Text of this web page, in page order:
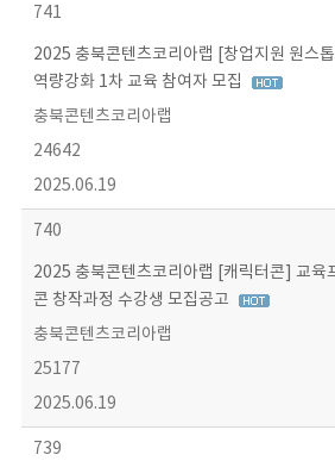
741
2025 충북콘텐츠코리아랩 [창업지원 원스
역량강화 1차 교육 참여자 모집
충북콘텐츠코리아랩
24642
2025.06.19
740
2025 충북콘텐츠코리아랩 [캐릭터콘] 교육
콘 창작과정 수강생 모집공고
충북콘텐츠코리아랩
25177
2025.06.19
739